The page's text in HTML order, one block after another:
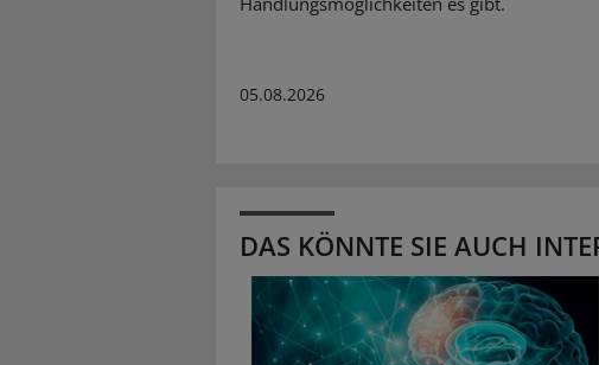
05.08.2026
DAS KÖNNTE SIE AUCH